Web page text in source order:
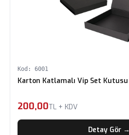
Kod: 6001
Karton Katlamalı Vip Set Kutusu
200,00TL + KDV
Detay Gör →